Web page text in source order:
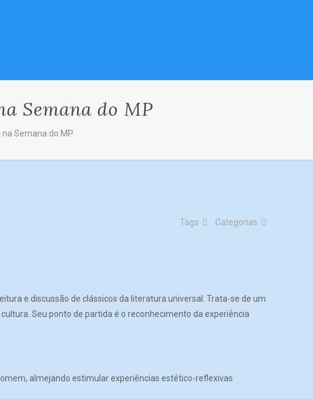
Semana do MP
Semana do MP
Categorias
Tags
e discussão de clássicos da literatura universal. Trata-se de um
Seu ponto de partida é o reconhecimento da experiência
almejando estimular experiências estético-reflexivas